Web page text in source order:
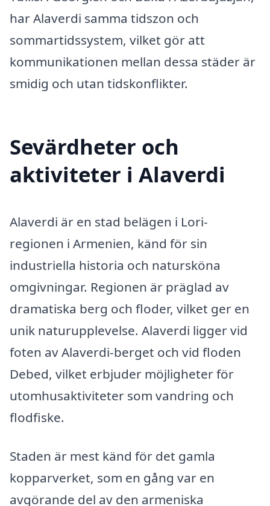
har Alaverdi samma tidszon och
sommartidssystem, vilket gör att
kommunikationen mellan dessa städer är
smidig och utan tidskonflikter.
Sevärdheter och
aktiviteter i Alaverdi
Alaverdi är en stad belägen i Lori-
regionen i Armenien, känd för sin
industriella historia och natursköna
omgivningar. Regionen är präglad av
dramatiska berg och floder, vilket ger en
unik naturupplevelse. Alaverdi ligger vid
foten av Alaverdi-berget och vid floden
Debed, vilket erbjuder möjligheter för
utomhusaktiviteter som vandring och
flodfiske.
Staden är mest känd för det gamla
kopparverket, som en gång var en
avgörande del av den armeniska